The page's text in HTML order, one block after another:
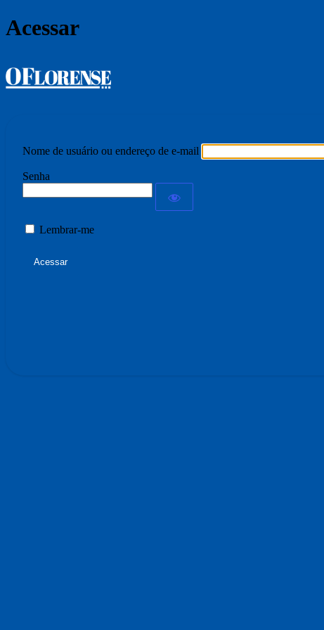
Acessar
Nome de usuário ou endereço de e-mail
Senha
Lembrar-me